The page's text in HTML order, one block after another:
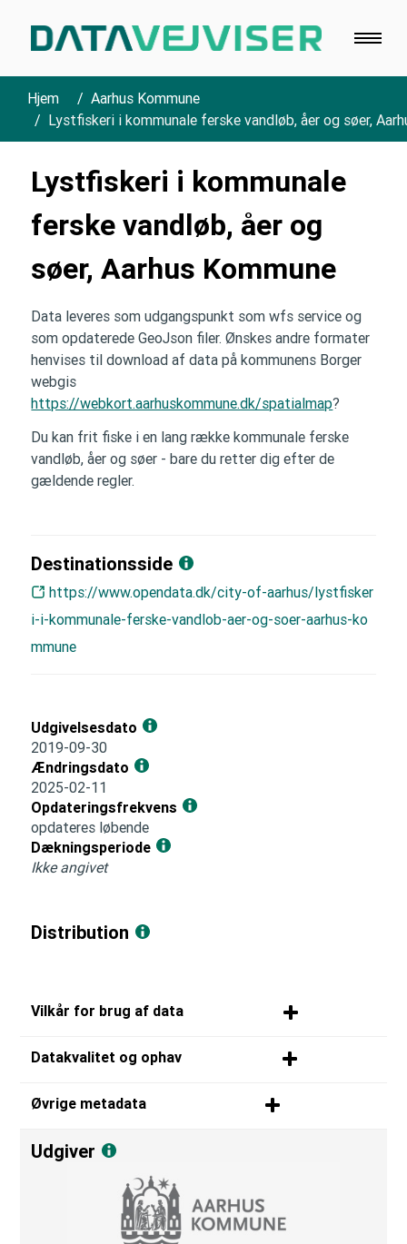
Hjem
Aarhus Kommune
Lystfiskeri i kommunale ferske vandløb, åer og søer,
Lystfiskeri i kommunale
ferske vandløb, åer og
søer, Aarhus Kommune
Data leveres som udgangspunkt som wfs service og
som opdaterede GeoJson filer. Ønskes andre formater
henvises til download af data på kommunens Borger
webgis
https://webkort.aarhuskommune.dk/spatialmap?
Du kan frit fiske i en lang række kommunale ferske
vandløb, åer og søer - bare du retter dig efter de
gældende regler.
Destinationsside
https://www.opendata.dk/city-of-aarhus/lystfisker
i-i-kommunale-ferske-vandlob-aer-og-soer-aarhus-ko
mmune
Udgivelsesdato
2019-09-30
Ændringsdato
2025-02-11
Opdateringsfrekvens
opdateres løbende
Dækningsperiode
Ikke angivet
Distribution
Vilkår for brug af data
Datakvalitet og ophav
Øvrige metadata
Udgiver